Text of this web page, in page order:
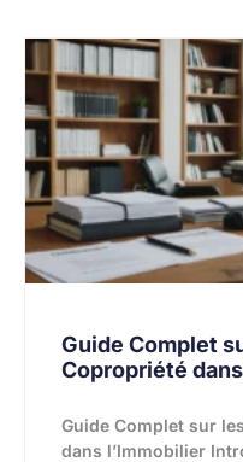
Guide Complet
Copropriété
Guide Complet sur
dans l’Immobilier